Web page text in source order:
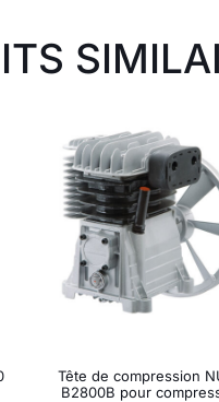
Tête de compression
B2800B pour